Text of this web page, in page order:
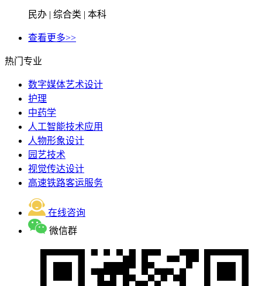
民办 | 综合类 | 本科
查看更多>>
热门专业
数字媒体艺术设计
护理
中药学
人工智能技术应用
人物形象设计
园艺技术
视觉传达设计
高速铁路客运服务
在线咨询
微信群